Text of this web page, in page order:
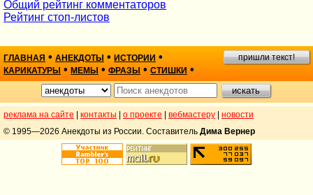
Общий рейтинг комментаторов
Рейтинг стоп-листов
ГЛАВНАЯ • АНЕКДОТЫ • ИСТОРИИ •
КАРИКАТУРЫ • МЕМЫ • ФРАЗЫ • СТИШКИ •
пришли текст!
реклама на сайте контакты о проекте вебмастеру
новости
© 1995—2026 Анекдоты из России. Составитель Дима Вернер